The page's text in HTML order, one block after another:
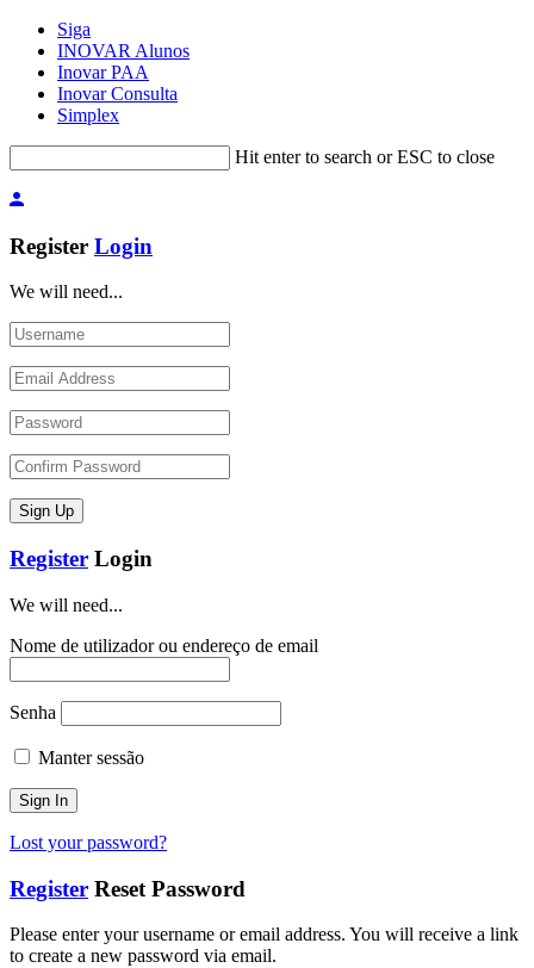
Siga
INOVAR Alunos
Inovar PAA
Inovar Consulta
Simplex
Hit enter to search or ESC to close
Register Login
We will need...
Register Login
We will need...
Nome de utilizador ou endereço de email
Senha
Manter sessão
Lost your password?
Register Reset Password
Please enter your username or email address. You will receive a link
to create a new password via email.